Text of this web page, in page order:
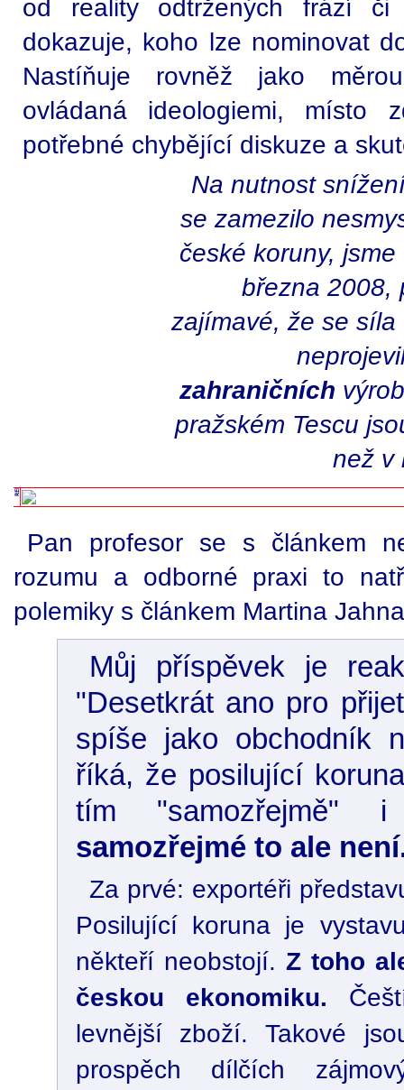
od reality odtržených frází či
dokazuje, koho lze nominovat
Nastíňuje rovněž jako
ovládaná ideologiemi, místo
potřebné chybějící diskuze a
Na nutnost
se zamezilo
české koruny,
března
zajímavé, že se
zahraničních
pražském Tescu
než v
Pan profesor se s článkem
rozumu a odborné praxi to
polemiky s článkem Martina
Můj příspěvek je
"Desetkrát ano pro
spíše jako obchodník
říká, že posilující
tím "samozřejmě"
samozřejmé to ale
Za prvé: exportéři
Posilující koruna je
někteří neobstojí. Z toho
českou ekonomiku.
levnější zboží. Takové
prospěch dílčích